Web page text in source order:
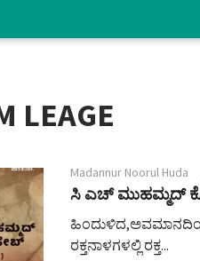
LEAGE
Madannur Noorul Huda
ಸಿ ಎಚ್ ಮುಹಮ್ಮದ್
ರಕ್ತನಾಳಗಳಲ್ಲಿ ರಕ್ತ...